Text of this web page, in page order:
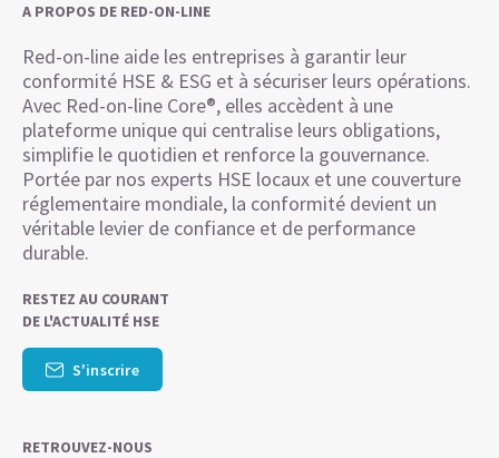
A PROPOS DE RED-ON-LINE
Red-on-line aide les entreprises à garantir leur
conformité HSE & ESG et à sécuriser leurs opérations.
Avec Red-on-line Core®, elles accèdent à une
plateforme unique qui centralise leurs obligations,
simplifie le quotidien et renforce la gouvernance.
Portée par nos experts HSE locaux et une couverture
réglementaire mondiale, la conformité devient un
véritable levier de confiance et de performance
durable.
RESTEZ AU COURANT
DE L'ACTUALITÉ HSE
S'inscrire
RETROUVEZ-NOUS